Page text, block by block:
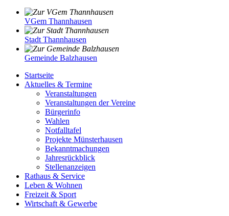
VGem Thannhausen
Stadt Thannhausen
Gemeinde Balzhausen
Startseite
Aktuelles & Termine
Veranstaltungen
Veranstaltungen der Vereine
Bürgerinfo
Wahlen
Notfalltafel
Projekte Münsterhausen
Bekanntmachungen
Jahresrückblick
Stellenanzeigen
Rathaus & Service
Leben & Wohnen
Freizeit & Sport
Wirtschaft & Gewerbe